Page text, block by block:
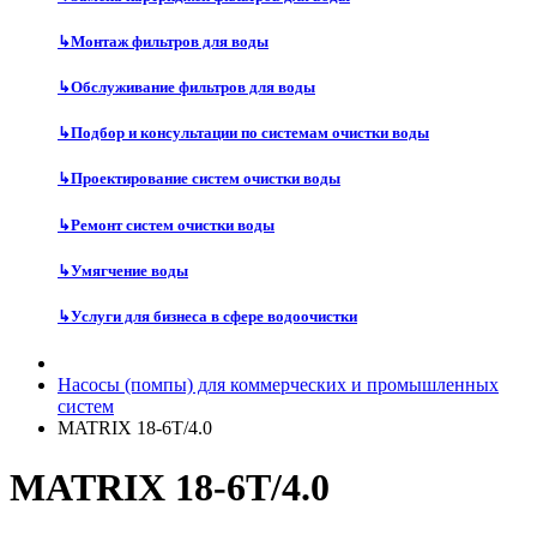
↳Монтаж фильтров для воды
↳Обслуживание фильтров для воды
↳Подбор и консультации по системам очистки воды
↳Проектирование систем очистки воды
↳Ремонт систем очистки воды
↳Умягчение воды
↳Услуги для бизнеса в сфере водоочистки
Насосы (помпы) для коммерческих и промышленных
систем
MATRIX 18-6T/4.0
MATRIX 18-6T/4.0